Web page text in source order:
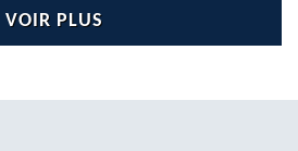
VOIR PLUS